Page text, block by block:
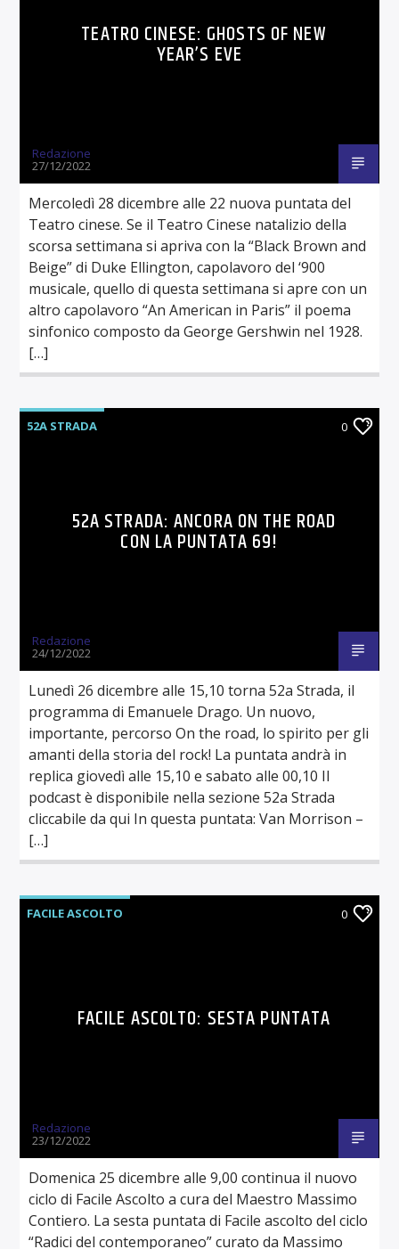
TEATRO CINESE: GHOSTS OF NEW
YEAR’S EVE
Redazione
27/12/2022
Mercoledì 28 dicembre alle 22 nuova puntata del
Teatro cinese. Se il Teatro Cinese natalizio della
scorsa settimana si apriva con la “Black Brown and
Beige” di Duke Ellington, capolavoro del ‘900
musicale, quello di questa settimana si apre con un
altro capolavoro “An American in Paris” il poema
sinfonico composto da George Gershwin nel 1928.
[…]
52A STRADA 0
52A STRADA: ANCORA ON THE ROAD
CON LA PUNTATA 69!
Redazione
24/12/2022
Lunedì 26 dicembre alle 15,10 torna 52a Strada, il
programma di Emanuele Drago. Un nuovo,
importante, percorso On the road, lo spirito per gli
amanti della storia del rock! La puntata andrà in
replica giovedì alle 15,10 e sabato alle 00,10 Il
podcast è disponibile nella sezione 52a Strada
cliccabile da qui In questa puntata: Van Morrison –
[…]
FACILE ASCOLTO 0
FACILE ASCOLTO: SESTA PUNTATA
Redazione
23/12/2022
Domenica 25 dicembre alle 9,00 continua il nuovo
ciclo di Facile Ascolto a cura del Maestro Massimo
Contiero. La sesta puntata di Facile ascolto del ciclo
“Radici del contemporaneo” curato da Massimo